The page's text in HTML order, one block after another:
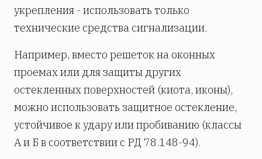
укрепления - использовать только
технические средства сигнализации.
Например, вместо решеток на оконных
проемах или для защиты других
остекленных поверхностей (киота, иконы),
можно использовать защитное остекление,
устойчивое к удару или пробиванию (классы
А и Б в соответствии с РД 78.148-94).